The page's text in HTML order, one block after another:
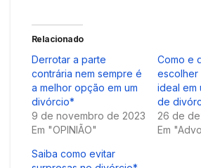
Relacionado
Derrotar a parte
contrária nem sempre é
a melhor opção em um
divórcio*
9 de novembro de 2023
Em "OPINIÃO"
Como e
ideal em
de
26 de
Em
Saiba como evitar